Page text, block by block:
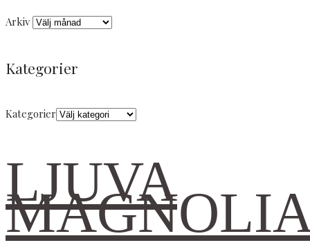
Arkiv
Kategorier
Kategorier
LJUVA